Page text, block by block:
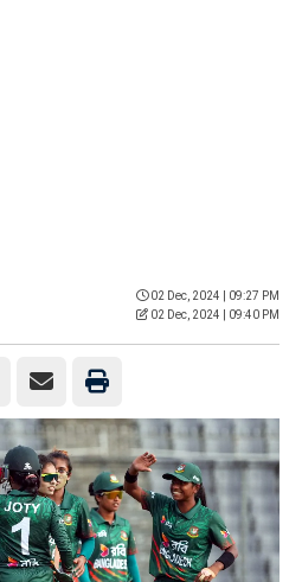
02 Dec, 2024 | 09:27 PM
02 Dec, 2024 | 09:40 PM